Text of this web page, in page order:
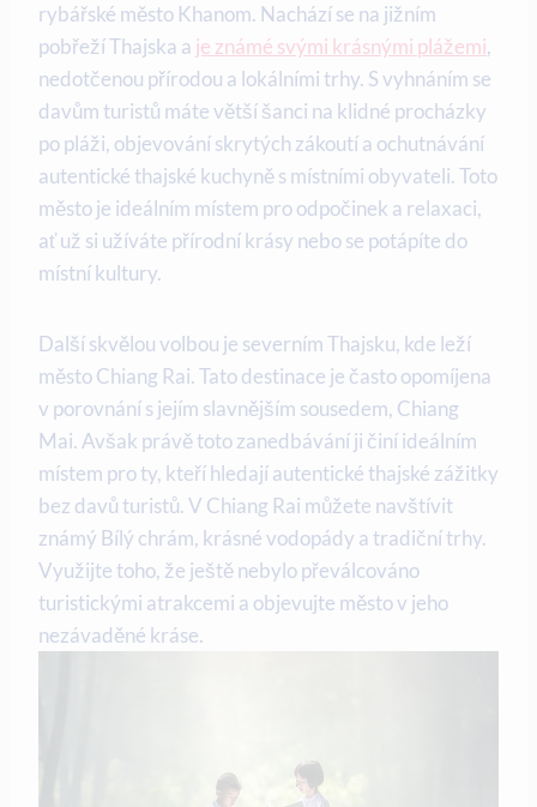
rybářské město Khanom. Nachází se na jižním
pobřeží Thajska a je známé svými krásnými plážemi,
nedotčenou přírodou a lokálními trhy. S vyhnáním se
davům turistů máte větší šanci na klidné procházky
po pláži, objevování skrytých zákoutí a ochutnávání
autentické thajské kuchyně s místními obyvateli. Toto
město je ideálním místem pro odpočinek a relaxaci,
ať už si užíváte přírodní krásy nebo se potápíte do
místní kultury.
Další skvělou volbou je severním Thajsku, kde leží
město Chiang Rai. Tato destinace je často opomíjena
v porovnání s jejím slavnějším sousedem, Chiang
Mai. Avšak právě toto zanedbávání ji činí ideálním
místem pro ty, kteří hledají autentické thajské zážitky
bez davů turistů. V Chiang Rai můžete navštívit
známý Bílý chrám, krásné vodopády a tradiční trhy.
Využijte toho, že ještě nebylo převálcováno
turistickými atrakcemi a objevujte město v jeho
nezávaděné kráse.